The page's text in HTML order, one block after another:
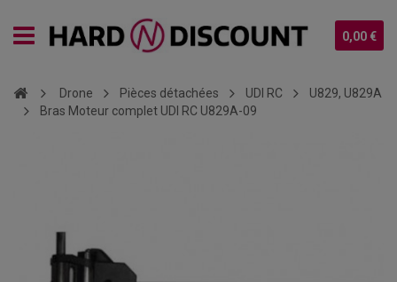
0,00 €
Drone Pièces détachées UDI RC
U829, U829A
Bras Moteur complet UDI RC U829A-09